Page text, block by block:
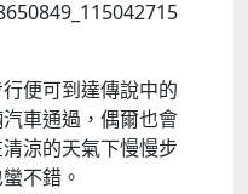
便可到達傳說中的
車通過，偶爾也會
涼的天氣下慢慢步
不錯。